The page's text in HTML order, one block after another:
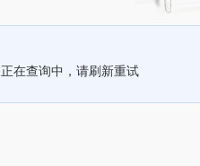
正在查询中，请刷新重试